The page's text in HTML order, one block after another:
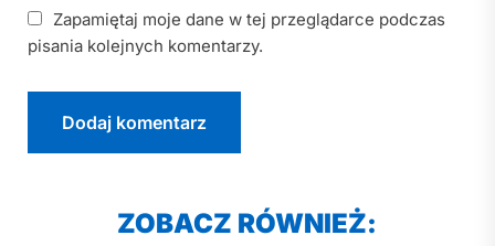
Zapamiętaj moje dane w tej przeglądarce podczas
pisania kolejnych komentarzy.
ZOBACZ RÓWNIEŻ: